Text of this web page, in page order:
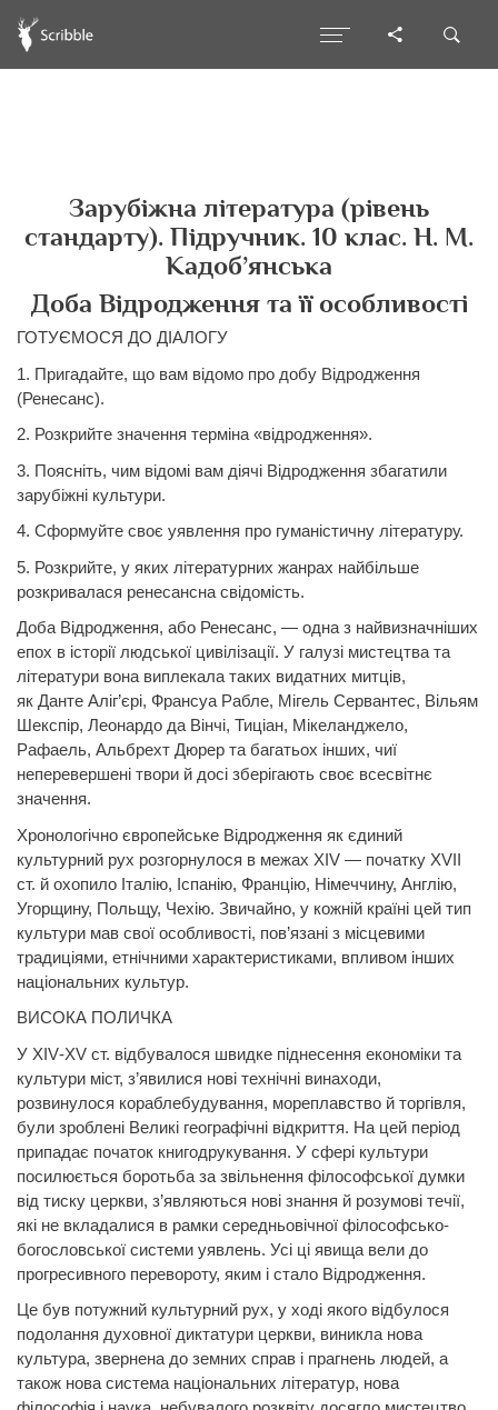
Зарубіжна література (рівень
стандарту). Підручник. 10 клас. Н. М.
Кадоб’янська
Доба Відродження та її особливості
ГОТУЄМОСЯ ДО ДІАЛОГУ
1. Пригадайте, що вам відомо про добу Відродження
(Ренесанс).
2. Розкрийте значення терміна «відродження».
3. Поясніть, чим відомі вам діячі Відродження збагатили
зарубіжні культури.
4. Сформуйте своє уявлення про гуманістичну літературу.
5. Розкрийте, у яких літературних жанрах найбільше
розкривалася ренесансна свідомість.
Доба Відродження, або Ренесанс, — одна з найвизначніших
епох в історії людської цивілізації. У галузі мистецтва та
літератури вона виплекала таких видатних митців,
як Данте Аліг’єрі, Франсуа Рабле, Мігель Сервантес, Вільям
Шекспір, Леонардо да Вінчі, Тиціан, Мікеланджело,
Рафаель, Альбрехт Дюрер та багатьох інших, чиї
неперевершені твори й досі зберігають своє всесвітнє
значення.
Хронологічно європейське Відродження як єдиний
культурний рух розгорнулося в межах XIV — початку XVII
ст. й охопило Італію, Іспанію, Францію, Німеччину, Англію,
Угорщину, Польщу, Чехію. Звичайно, у кожній країні цей тип
культури мав свої особливості, пов’язані з місцевими
традиціями, етнічними характеристиками, впливом інших
національних культур.
ВИСОКА ПОЛИЧКА
У XIV-XV ст. відбувалося швидке піднесення економіки та
культури міст, з’явилися нові технічні винаходи,
розвинулося кораблебудування, мореплавство й торгівля,
були зроблені Великі географічні відкриття. На цей період
припадає початок книгодрукування. У сфері культури
посилюється боротьба за звільнення філософської думки
від тиску церкви, з’являються нові знання й розумові течії,
які не вкладалися в рамки середньовічної філософсько-
богословської системи уявлень. Усі ці явища вели до
прогресивного перевороту, яким і стало Відродження.
Це був потужний культурний рух, у ході якого відбулося
подолання духовної диктатури церкви, виникла нова
культура, звернена до земних справ і прагнень людей, а
також нова система національних літератур, нова